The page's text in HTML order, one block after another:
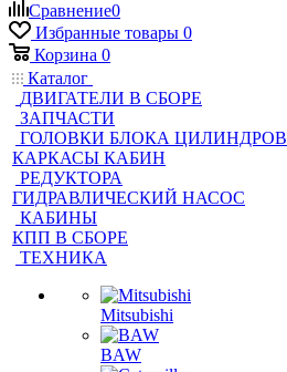
Сравнение0
Избранные товары 0
Корзина 0
Каталог
ДВИГАТЕЛИ В СБОРЕ
ЗАПЧАСТИ
ГОЛОВКИ БЛОКА ЦИЛИНДРОВ
КАРКАСЫ КАБИН
РЕДУКТОРА
ГИДРАВЛИЧЕСКИЙ НАСОС
КАБИНЫ
КПП В СБОРЕ
ТЕХНИКА
Mitsubishi
BAW